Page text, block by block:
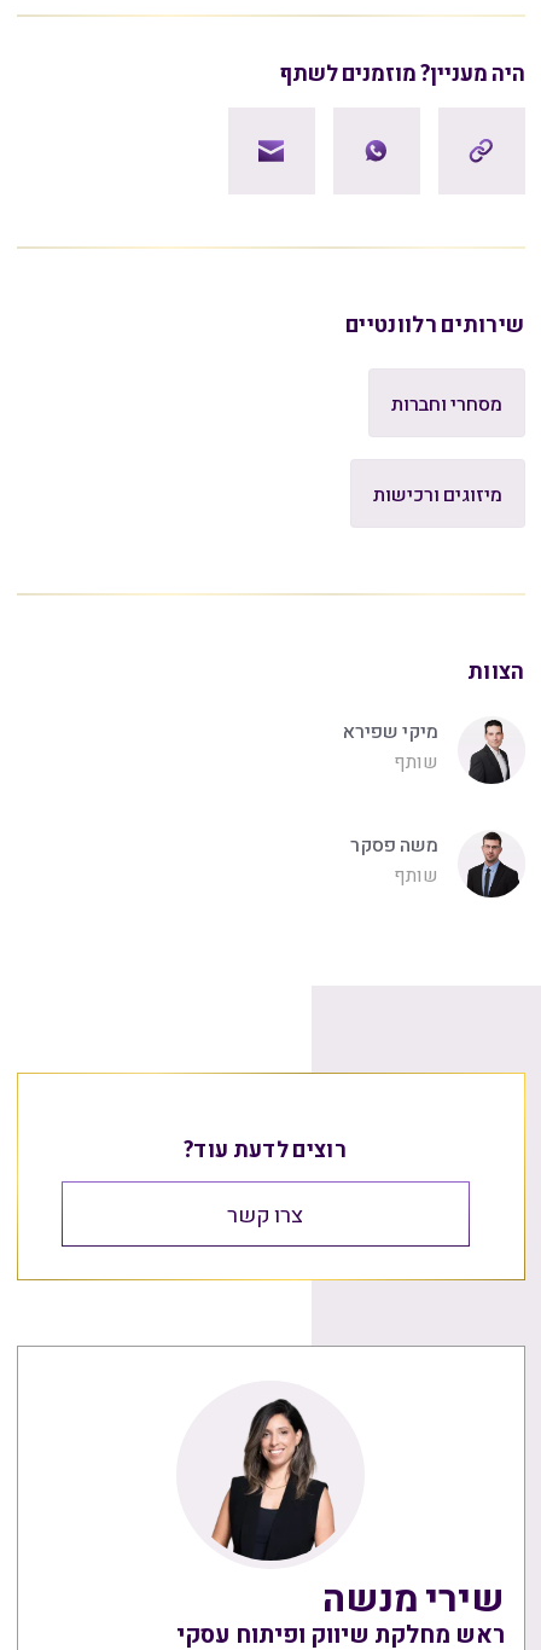
היה מעניין? מוזמנים לשתף
שירותים רלוונטיים
מסחרי וחברות
מיזוגים ורכישות
הצוות
מיקי שפירא
שותף
משה פסקר
שותף
רוצים לדעת עוד?
צרו קשר
שירי מנשה
ראש מחלקת שיווק ופיתוח עסקי